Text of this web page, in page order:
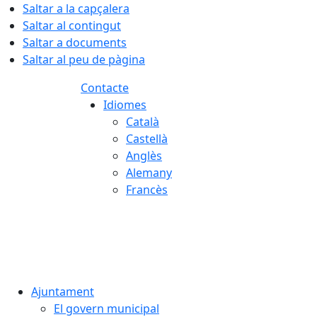
Saltar a la capçalera
Saltar al contingut
Saltar a documents
Saltar al peu de pàgina
Contacte
Idiomes
Català
Castellà
Anglès
Alemany
Francès
Ajuntament
El govern municipal